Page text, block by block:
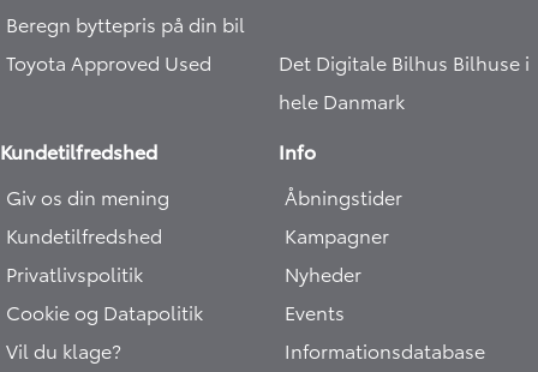
Beregn byttepris på din bil
Toyota Approved Used
Det Digitale Bilhus Bilhuse i
hele Danmark
Kundetilfredshed
Giv os din mening
Kundetilfredshed
Privatlivspolitik
Cookie og Datapolitik
Vil du klage?
Info
Åbningstider
Kampagner
Nyheder
Events
Informationsdatabase